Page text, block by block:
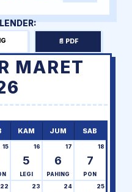
📄 PDF
MARET
KAM JUM SAB
15
5
16
LEGI
6
17
PAHING
7
18
PON
22 23 24 25